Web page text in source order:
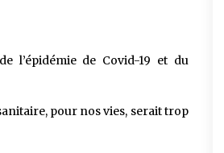
l’épidémie de Covid-19 et du
pour nos vies, serait trop